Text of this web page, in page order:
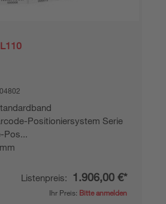
Positioniersystem Serie
Pos...
Listenpreis: 1.906,00 €*
Ihr Preis: Bitte anmelden